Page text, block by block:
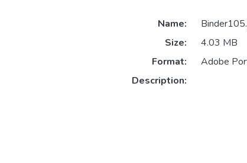
Name:
Size:
4.03 MB
Format:
Adobe
Description: